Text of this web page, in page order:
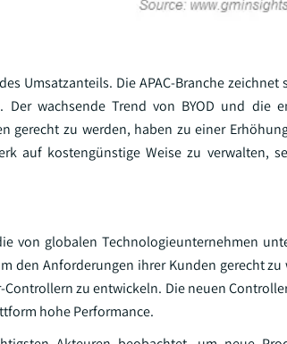
Umsatzanteils. Die APAC-Branche
wachsende Trend von BYOD und die
gerecht zu werden, haben zu einer
auf kostengünstige Weise zu verwalten,
von globalen Technologieunternehmen
Anforderungen ihrer Kunden gerecht zu
zu entwickeln. Die neuen
hohe Performance.